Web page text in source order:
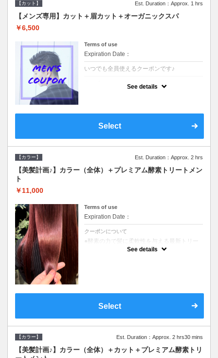
【カット】 Est. Duration：Approx. 1 hrs
【メンズ専用】カット＋眉カット＋オーガニックスパ
￥6,500
Terms of use
Expiration Date：
いつでも全員使えるクーポンです♪
気軽なスパです☆
See details
Select
【カラー】 Est. Duration：Approx. 2 hrs
【美髪計画♪】カラー（全体）＋プレミアム酵素トリートメン
ト
￥11,000
Terms of use
Expiration Date：
クーポンについて
●酵素の力で髪に柔軟性を与える最新トリー
トメント●ＳＢ込●長さ料金あり《こちらのク
ーポンご利用のお客様のみ》オリジナル酵素
See details
Select
【カラー】 Est. Duration：Approx. 2 hrs30 mins
【美髪計画♪】カラー（全体）＋カット＋プレミアム酵素トリ